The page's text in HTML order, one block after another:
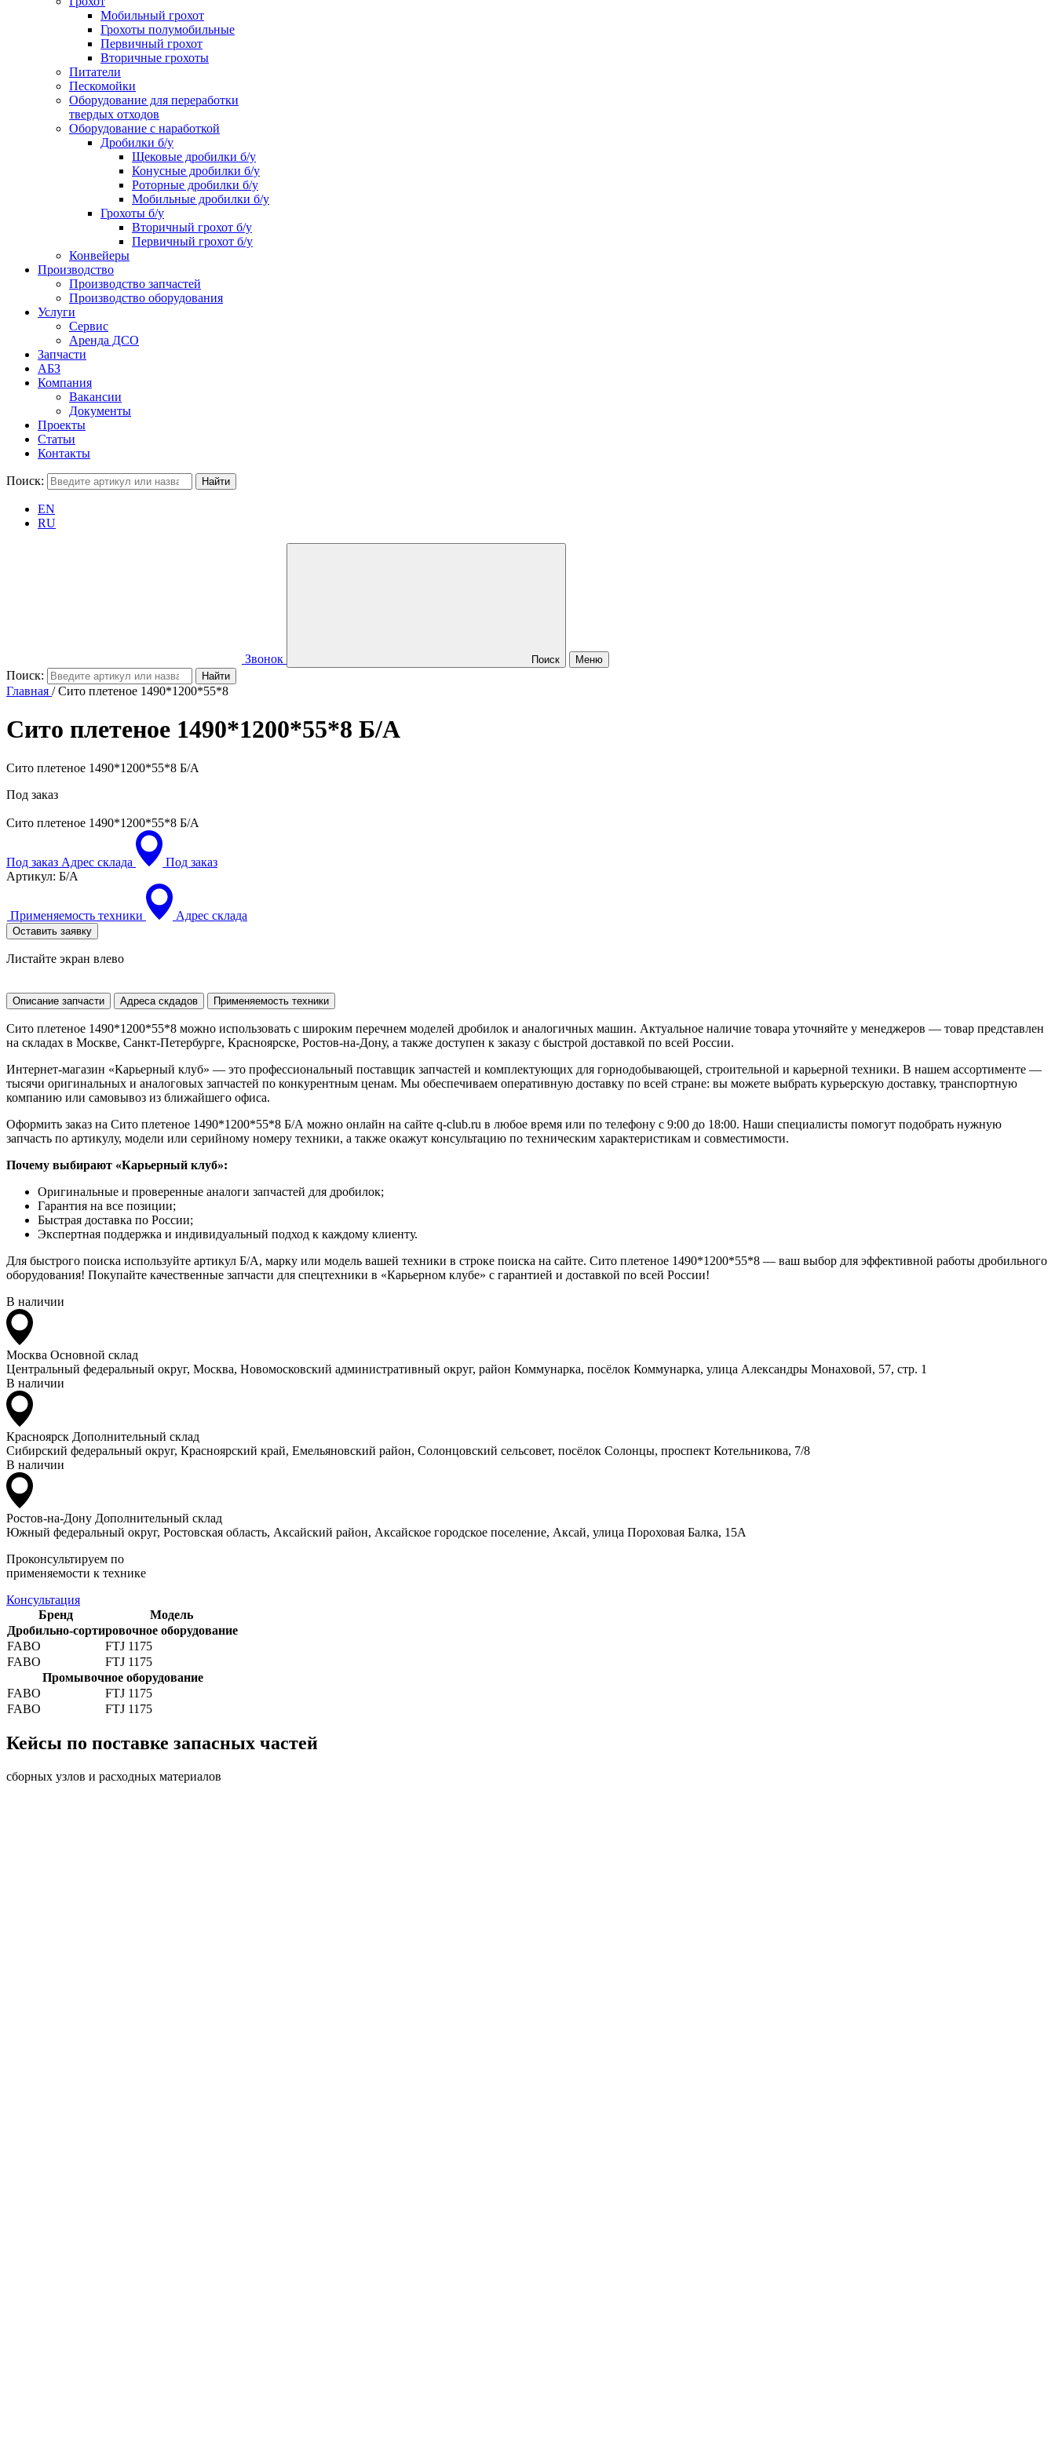
Мобильный грохот
Грохоты полумобильные
Первичный грохот
Вторичные грохоты
Питатели
Пескомойки
Оборудование для переработки
твердых отходов
Оборудование с наработкой
Дробилки б/у
Щековые дробилки б/у
Конусные дробилки б/у
Роторные дробилки б/у
Мобильные дробилки б/у
Грохоты б/у
Вторичный грохот б/у
Первичный грохот б/у
Конвейеры
Производство
Производство запчастей
Производство оборудования
Услуги
Сервис
Аренда ДСО
Запчасти
АБЗ
Компания
Вакансии
Документы
Проекты
Статьи
Контакты
Поиск:
EN
RU
Звонок Поиск Меню
Поиск:
Главная /Сито плетеное 1490*1200*55*8
Сито плетеное 1490*1200*55*8 Б/А
Сито плетеное 1490*1200*55*8 Б/А
Под заказ
Сито плетеное 1490*1200*55*8 Б/А
Под заказ Адрес склада
Под заказ
Артикул: Б/А
Применяемость техники Адрес склада
Оставить заявку
Листайте экран влево
Описание запчасти Адреса скдадов Применяемость техники
Сито плетеное 1490*1200*55*8 можно использовать с широким перечнем моделей дробилок и аналогичных машин. Актуальное наличие товара уточняйте у менеджеров — товар представлен
на складах в Москве, Санкт-Петербурге, Красноярске, Ростов-на-Дону, а также доступен к заказу с быстрой доставкой по всей России.
Интернет-магазин «Карьерный клуб» — это профессиональный поставщик запчастей и комплектующих для горнодобывающей, строительной и карьерной техники. В нашем ассортименте —
тысячи оригинальных и аналоговых запчастей по конкурентным ценам. Мы обеспечиваем оперативную доставку по всей стране: вы можете выбрать курьерскую доставку, транспортную
компанию или самовывоз из ближайшего офиса.
Оформить заказ на Сито плетеное 1490*1200*55*8 Б/А можно онлайн на сайте q-club.ru в любое время или по телефону с 9:00 до 18:00. Наши специалисты помогут подобрать нужную
запчасть по артикулу, модели или серийному номеру техники, а также окажут консультацию по техническим характеристикам и совместимости.
Почему выбирают «Карьерный клуб»:
Оригинальные и проверенные аналоги запчастей для дробилок;
Гарантия на все позиции;
Быстрая доставка по России;
Экспертная поддержка и индивидуальный подход к каждому клиенту.
Для быстрого поиска используйте артикул Б/А, марку или модель вашей техники в строке поиска на сайте. Сито плетеное 1490*1200*55*8 — ваш выбор для эффективной работы дробильного
оборудования! Покупайте качественные запчасти для спецтехники в «Карьерном клубе» с гарантией и доставкой по всей России!
В наличии
Москва Основной склад
Центральный федеральный округ, Москва, Новомосковский административный округ, район Коммунарка, посёлок Коммунарка, улица Александры Монаховой, 57, стр. 1
В наличии
Красноярск Дополнительный склад
Сибирский федеральный округ, Красноярский край, Емельяновский район, Солонцовский сельсовет, посёлок Солонцы, проспект Котельникова, 7/8
В наличии
Ростов-на-Дону Дополнительный склад
Южный федеральный округ, Ростовская область, Аксайский район, Аксайское городское поселение, Аксай, улица Пороховая Балка, 15А
Проконсультируем по
применяемости к технике
Консультация
Бренд
Модель
Дробильно-сортировочное оборудование
FABO
FTJ 1175
FABO
FTJ 1175
Промывочное оборудование
FABO
FTJ 1175
FABO
FTJ 1175
Кейсы по поставке запасных частей
сборных узлов и расходных материалов